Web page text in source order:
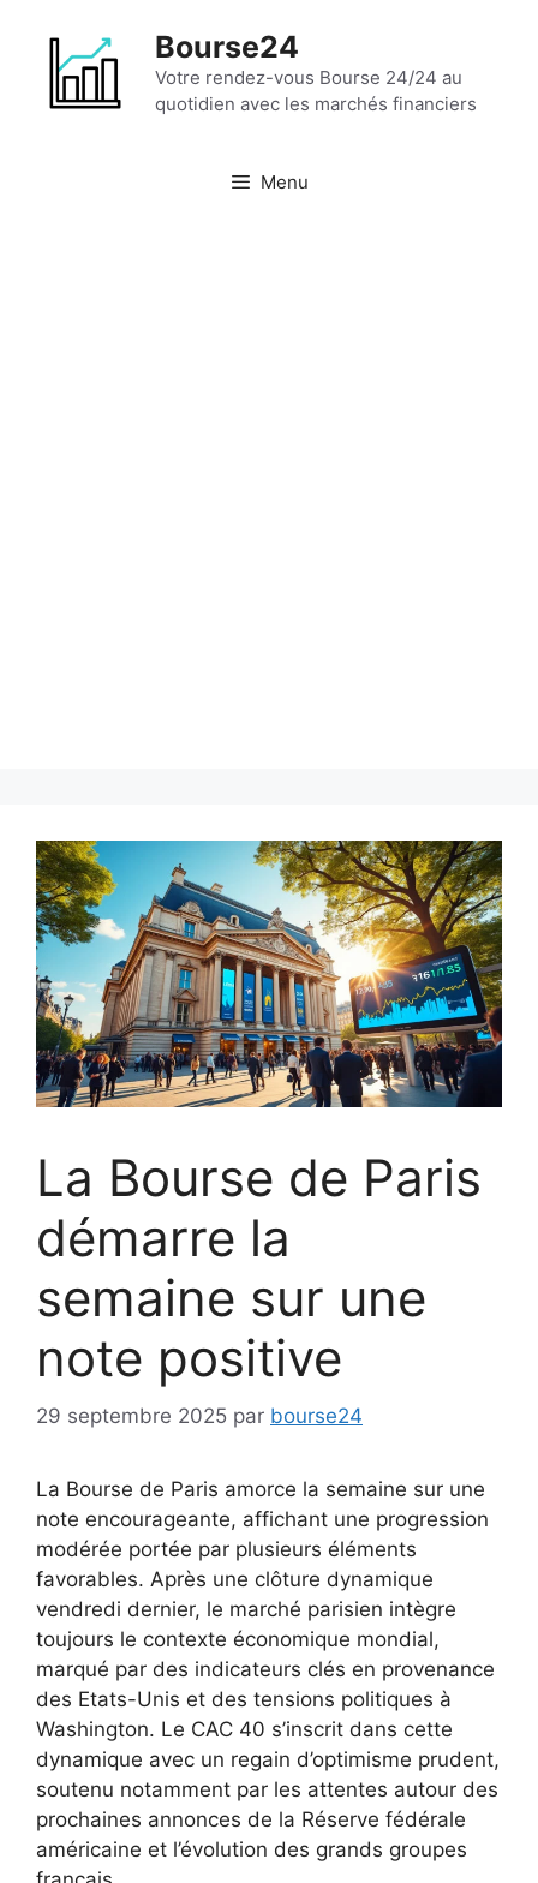
contenu
Bourse24
Votre rendez-vous Bourse 24/24 au
quotidien avec les marchés financiers
Menu
La Bourse de Paris
démarre la
semaine sur une
note positive
29 septembre 2025 par bourse24
La Bourse de Paris amorce la semaine sur une
note encourageante, affichant une progression
modérée portée par plusieurs éléments
favorables. Après une clôture dynamique
vendredi dernier, le marché parisien intègre
toujours le contexte économique mondial,
marqué par des indicateurs clés en provenance
des Etats-Unis et des tensions politiques à
Washington. Le CAC 40 s’inscrit dans cette
dynamique avec un regain d’optimisme prudent,
soutenu notamment par les attentes autour des
prochaines annonces de la Réserve fédérale
américaine et l’évolution des grands groupes